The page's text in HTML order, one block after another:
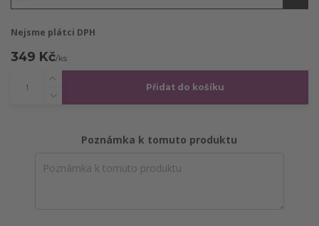
Nejsme plátci DPH
349 Kč/ks
Přidat do košíku
Poznámka k tomuto produktu